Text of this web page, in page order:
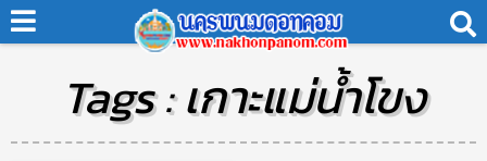
Tags : เกาะแม่น้ำโขง